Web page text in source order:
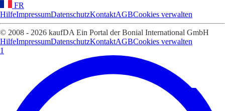
FR
HilfeImpressumDatenschutzKontaktAGBCookies verwalten
© 2008 - 2026 kaufDA Ein Portal der Bonial International GmbH
HilfeImpressumDatenschutzKontaktAGBCookies verwalten
1